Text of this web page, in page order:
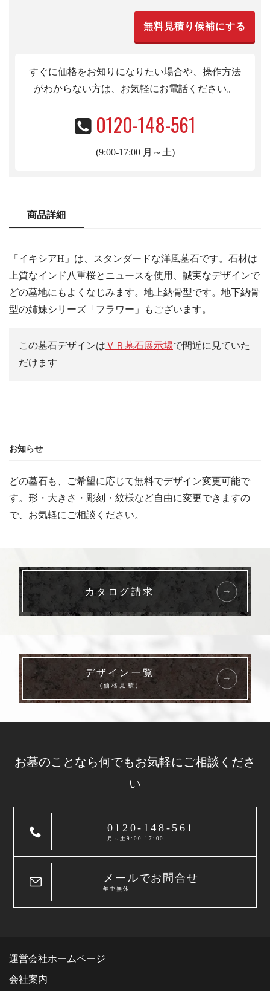
すぐに価格をお知りになりたい場合や、操作方法
がわからない方は、お気軽にお電話ください。
0120-148-561
(9:00-17:00 月～土)
商品詳細
「イキシアH」は、スタンダードな洋風墓石です。石材は
上質なインド八重桜とニュースを使用、誠実なデザインで
どの墓地にもよくなじみます。地上納骨型です。地下納骨
型の姉妹シリーズ「フラワー」もございます。
この墓石デザインは ＶＲ墓石展示場で間近に見ていた
だけます
お知らせ
どの墓石も、ご希望に応じて無料でデザイン変更可能で
す。形・大きさ・彫刻・紋様など自由に変更できますの
で、お気軽にご相談ください。
カタログ請求
デザイン一覧
(価格見積)
お墓のことなら何でもお気軽にご相談くださ
い
0120-148-561
月～土9:00-17:00
メールでお問合せ
年中無休
運営会社ホームページ
会社案内